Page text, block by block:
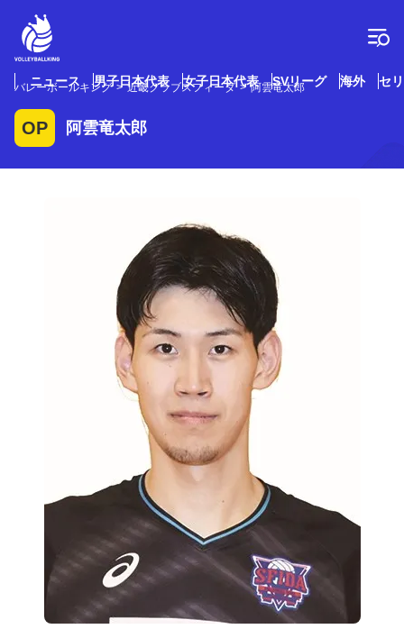
プ
ニュース 男子日本代表 女子日本代表 SVリーグ 海外 セ
バレーボールキング 近畿クラブスフィーダ 阿雲竜太郎
OP 阿雲竜太郎